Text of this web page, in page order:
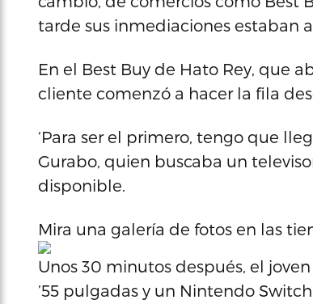
tarde sus inmediaciones estaban
En el Best Buy de Hato Rey, que
cliente comenzó a hacer la fila
‘Para ser el primero, tengo que
Gurabo, quien buscaba un
disponible.
Mira una galería de fotos en las
Unos 30 minutos después, el
’55 pulgadas y un Nintendo